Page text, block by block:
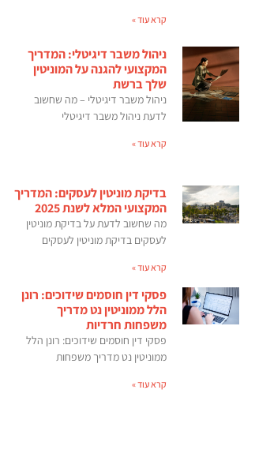
קרא עוד »
ניהול משבר דיגיטלי: המדריך
המקצועי להגנה על המוניטין
שלך ברשת
ניהול משבר דיגיטלי – מה שחשוב
לדעת ניהול משבר דיגיטלי
קרא עוד »
בדיקת מוניטין לעסקים: המדריך
המקצועי המלא לשנת 2025
מה שחשוב לדעת על בדיקת מוניטין
לעסקים בדיקת מוניטין לעסקים
קרא עוד »
פסקי דין חוסמים שידוכים: רונן
הלל ממוניטין נט מדריך
משפחות חרדיות
פסקי דין חוסמים שידוכים: רונן הלל
ממוניטין נט מדריך משפחות
קרא עוד »